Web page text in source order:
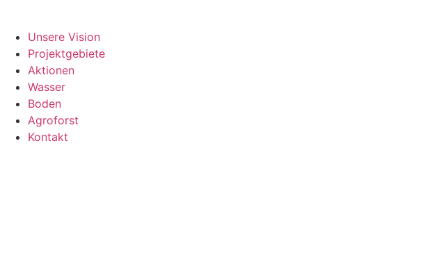
Unsere Vision
Projektgebiete
Aktionen
Wasser
Boden
Agroforst
Kontakt